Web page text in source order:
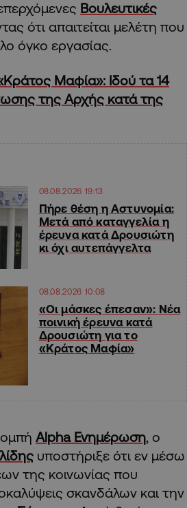
Βουλευτικές
ότι απαιτείται μελέτη που
όγκο εργασίας.
Μαφία»: Ιδού τα 14
της Αρχής κατά της
08.08.2026 19:13
Πήρε θέση η Αστυνομία:
Μετά από καταγγελία η
έρευνα κατά Δρουσιώτη
κι όχι αυτεπάγγελτα
08.08.2026 10:08
«Οι μάσκες έπεσαν»: Νέα
ποινική έρευνα κατά
Δρουσιώτη για το
«Κράτος Μαφία»
Alpha Ενημέρωση , ο
υποστήριξε ότι εν μέσω
της κοινωνίας που
σκανδάλων και την